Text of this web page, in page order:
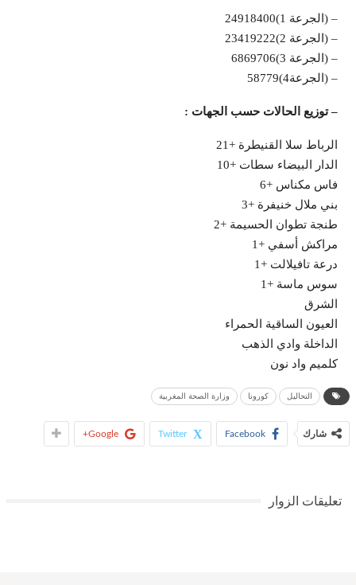
– (الجرعة 1)24918400
– (الجرعة 2)23419222
– (الجرعة 3)6869706
– (الجرعة4)58779
– توزيع الحالات حسب الجهات :
الرباط سلا القنيطرة +21
الدار البيضاء سطات +10
فاس مكناس +6
بني ملال خنيفرة +3
طنجة تطوان الحسيمة +2
مراكش أسفي +1
درعة تافيلالت +1
سوس ماسة +1
الشرق
العيون الساقية الحمراء
الداخلة وادي الذهب
كلميم واد نون
التحاليل كورونا وزارة الصحة المغربية
شارك Facebook
Twitter
Google+
تعليقات الزوار